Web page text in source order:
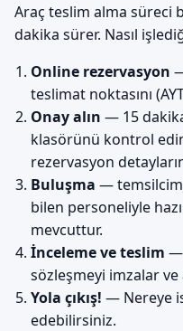
Araç teslim alma süreci
dakika sürer. Nasıl
Online rezervasyon
teslimat noktasını
Onay alın — 15
klasörünü kontrol
rezervasyon
Buluşma —
bilen personeliyle
mevcuttur.
İnceleme ve teslim —
sözleşmeyi imzalar ve
Yola çıkış! — Nereye
edebilirsiniz.